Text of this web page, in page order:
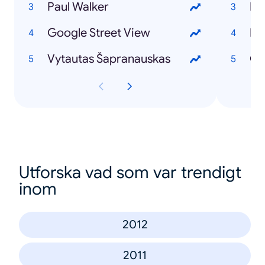
Paul Walker
Google Street View
Vytautas Šapranauskas
Utforska vad som var trendigt
inom
2012
2011